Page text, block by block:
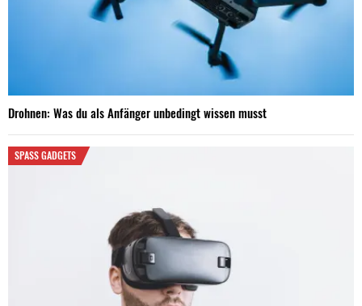
Drohnen: Was du als Anfänger unbedingt wissen musst
SPASS GADGETS